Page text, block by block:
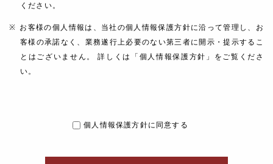
ください。
お客様の個人情報は、当社の個人情報保護方針に沿って管理し、お
客様の承諾なく、業務遂行上必要のない第三者に開示・提示するこ
とはございません。 詳しくは「個人情報保護方針」をご覧くださ
い。
個人情報保護方針に同意する